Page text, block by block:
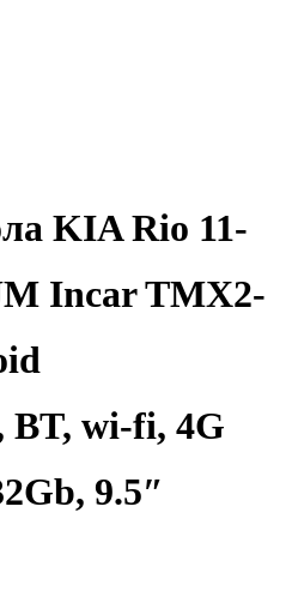
KIA Rio 11-
Incar TMX2-
BT, wi-fi, 4G
9.5″